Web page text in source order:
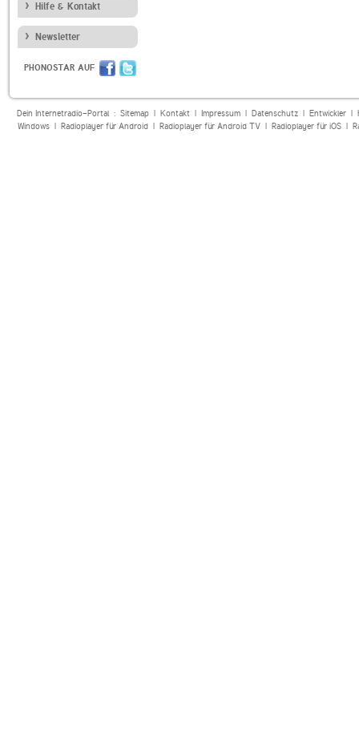
Hilfe & Kontakt
Newsletter
PHONOSTAR AUF
Dein Internetradio-Portal : Sitemap| Kontakt| Impressum| Datenschutz| Entwickler|
Windows| Radioplayer für Android| Radioplayer für Android TV| Radioplayer für iOS|